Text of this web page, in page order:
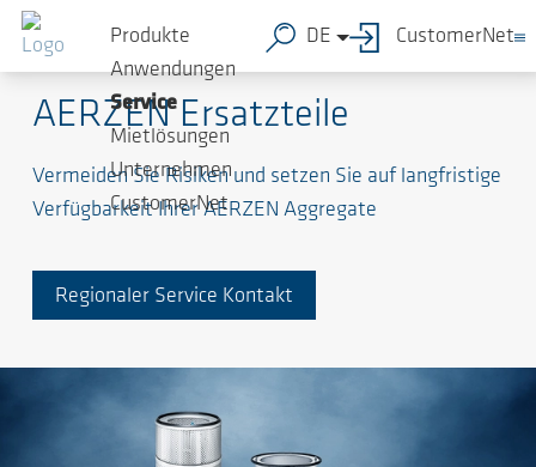
Qualität vom Hersteller zahlt sich aus
AERZEN Ersatzteile
Vermeiden Sie Risiken und setzen Sie auf langfristige
Verfügbarkeit Ihrer AERZEN Aggregate
Regionaler Service Kontakt
Produkte
Anwendungen
Service
Mietlösungen
Unternehmen
CustomerNet
DE CustomerNet